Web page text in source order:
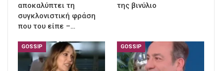
αποκαλύπτει τη
συγκλονιστική φράση
που του είπε –…
της βινύλιο
GOSSIP GOSSIP